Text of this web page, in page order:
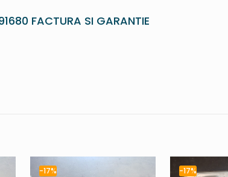
FACTURA SI GARANTIE
-17% -17%